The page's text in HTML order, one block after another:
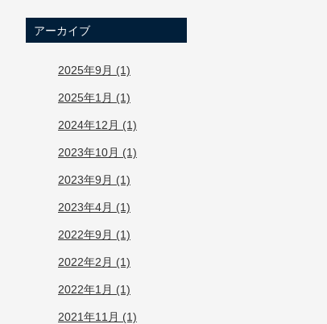
アーカイブ
2025年9月 (1)
2025年1月 (1)
2024年12月 (1)
2023年10月 (1)
2023年9月 (1)
2023年4月 (1)
2022年9月 (1)
2022年2月 (1)
2022年1月 (1)
2021年11月 (1)